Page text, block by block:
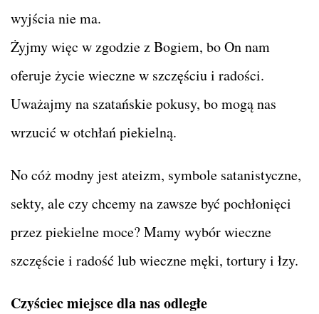
wyjścia nie ma.
Żyjmy więc w zgodzie z Bogiem, bo On nam
oferuje życie wieczne w szczęściu i radości.
Uważajmy na szatańskie pokusy, bo mogą nas
wrzucić w otchłań piekielną.
No cóż modny jest ateizm, symbole satanistyczne,
sekty, ale czy chcemy na zawsze być pochłonięci
przez piekielne moce? Mamy wybór wieczne
szczęście i radość lub wieczne męki, tortury i łzy.
Czyściec miejsce dla nas odległe